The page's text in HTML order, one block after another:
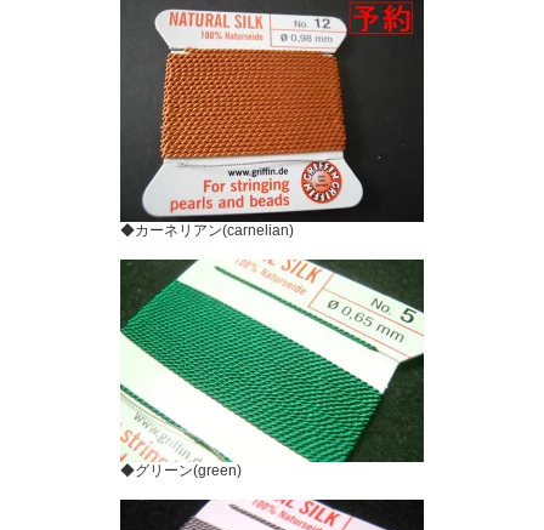
◆カーネリアン(carnelian)
◆グリーン(green)